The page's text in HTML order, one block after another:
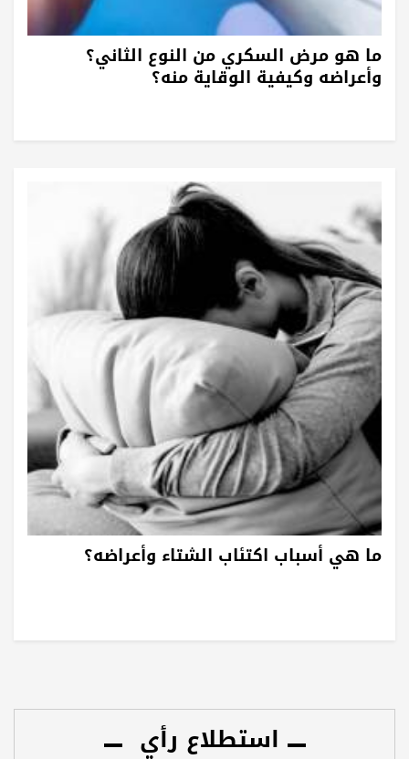
ما هو مرض السكري من النوع الثاني؟
وأعراضه وكيفية الوقاية منه؟
ما هي أسباب اكتئاب الشتاء وأعراضه؟
استطلاع رأي